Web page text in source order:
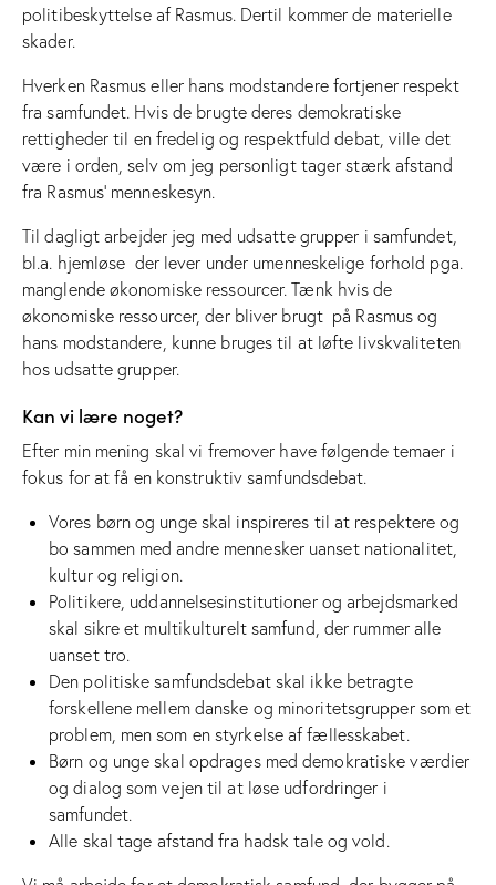
politibeskyttelse af Rasmus. Dertil kommer de materielle
skader.
Hverken Rasmus eller hans modstandere fortjener respekt
fra samfundet. Hvis de brugte deres demokratiske
rettigheder til en fredelig og respektfuld debat, ville det
være i orden, selv om jeg personligt tager stærk afstand
fra Rasmus’ menneskesyn.
Til dagligt arbejder jeg med udsatte grupper i samfundet,
bl.a. hjemløse der lever under umenneskelige forhold pga.
manglende økonomiske ressourcer. Tænk hvis de
økonomiske ressourcer, der bliver brugt på Rasmus og
hans modstandere, kunne bruges til at løfte livskvaliteten
hos udsatte grupper.
Kan vi lære noget?
Efter min mening skal vi fremover have følgende temaer i
fokus for at få en konstruktiv samfundsdebat.
Vores børn og unge skal inspireres til at respektere og
bo sammen med andre mennesker uanset nationalitet,
kultur og religion.
Politikere, uddannelsesinstitutioner og arbejdsmarked
skal sikre et multikulturelt samfund, der rummer alle
uanset tro.
Den politiske samfundsdebat skal ikke betragte
forskellene mellem danske og minoritetsgrupper som et
problem, men som en styrkelse af fællesskabet.
Børn og unge skal opdrages med demokratiske værdier
og dialog som vejen til at løse udfordringer i
samfundet.
Alle skal tage afstand fra hadsk tale og vold.